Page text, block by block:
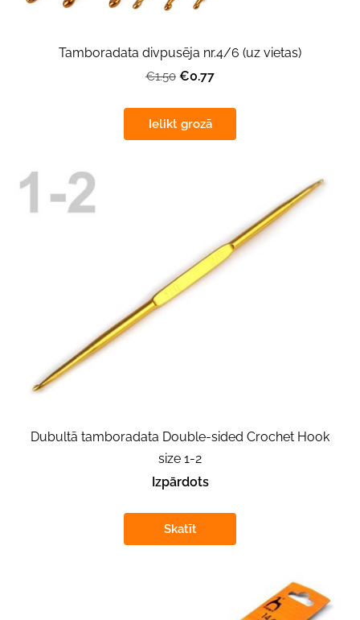
Tamboradata divpusēja nr.4/6 (uz vietas)
€1.50 €0.77
Ielikt grozā
Dubultā tamboradata Double-sided Crochet Hook
size 1-2
Izpārdots
Skatīt